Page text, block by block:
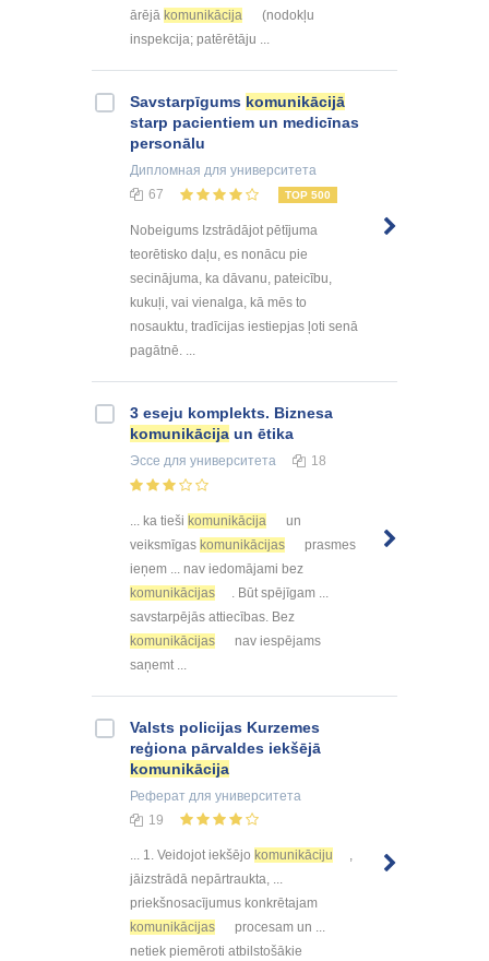
ārējā komunikācija
(nodokļu
inspekcija; patērētāju ...
Savstarpīgums komunikācijā
starp pacientiem un medicīnas
personālu
Дипломная для университета
67
TOP 500
Nobeigums Izstrādājot pētījuma
teorētisko daļu, es nonācu pie
secinājuma, ka dāvanu, pateicību,
kukuļi, vai vienalga, kā mēs to
nosauktu, tradīcijas iestiepjas ļoti senā
pagātnē. ...
3 eseju komplekts. Biznesa
komunikācija un ētika
Эссе для университета 18
... ka tieši komunikācija
un
veiksmīgas komunikācijas
prasmes
ieņem ... nav iedomājami bez
komunikācijas
. Būt spējīgam ...
savstarpējās attiecības. Bez
komunikācijas
nav iespējams
saņemt ...
Valsts policijas Kurzemes
reģiona pārvaldes iekšējā
komunikācija
Реферат для университета
19
... 1. Veidojot iekšējo komunikāciju
,
jāizstrādā nepārtraukta, ...
priekšnosacījumus konkrētajam
komunikācijas
procesam un ...
netiek piemēroti atbilstošākie